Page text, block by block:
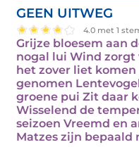
GEEN UITWEG
4.0 met 1
Grijze bloesem aan
nogal lui Wind zorgt
het zover liet
genomen
groene pui Zit daar
Wisselend de
seizoen Vreemd en
Matzes zijn bepaald